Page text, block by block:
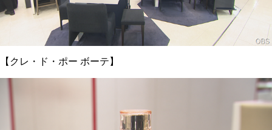
【クレ・ド・ポー ボーテ】